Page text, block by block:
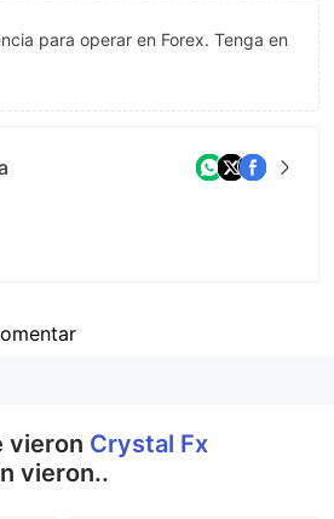
para operar en Forex. Tenga en
vieron Crystal Fx
vieron..